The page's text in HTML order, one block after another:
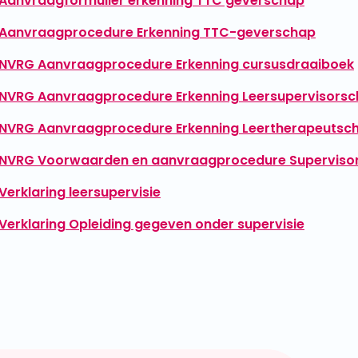
Erkenning TTC-geverschap
Aanvraagprocedure Erkenning cursusdraaiboek
Aanvraagprocedure Erkenning
Aanvraagprocedure Erkenning
Voorwaarden en aanvraagprocedure
leersupervisie
Opleiding gegeven onder supervisie